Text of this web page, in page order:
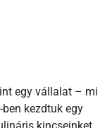
egy vállalat – mi
kezdtuk egy